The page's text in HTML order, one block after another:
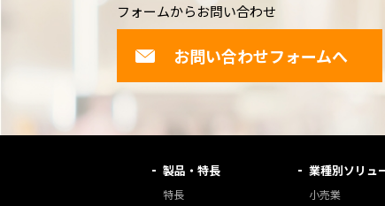
フォームからお問い合わせ
お問い合わせフォームへ
製品・特長
特長
業種別ソリュ
小売業